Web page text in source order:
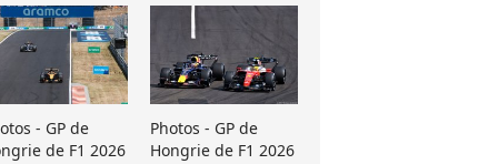
- GP de
de F1 2026
Photos - GP de
Hongrie de F1 2026